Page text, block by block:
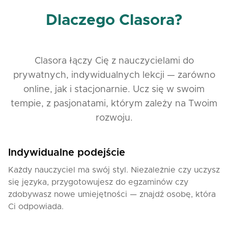
Dlaczego Clasora?
Clasora łączy Cię z nauczycielami do
prywatnych, indywidualnych lekcji — zarówno
online, jak i stacjonarnie. Ucz się w swoim
tempie, z pasjonatami, którym zależy na Twoim
rozwoju.
Indywidualne podejście
Każdy nauczyciel ma swój styl. Niezależnie czy uczysz
się języka, przygotowujesz do egzaminów czy
zdobywasz nowe umiejętności — znajdź osobę, która
Ci odpowiada.